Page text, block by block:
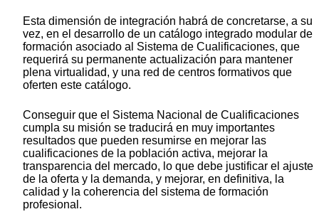
Esta dimensión de integración habrá de concretarse, a su
vez, en el desarrollo de un catálogo integrado modular de
formación asociado al Sistema de Cualificaciones, que
requerirá su permanente actualización para mantener
plena virtualidad, y una red de centros formativos que
oferten este catálogo.
Conseguir que el Sistema Nacional de Cualificaciones
cumpla su misión se traducirá en muy importantes
resultados que pueden resumirse en mejorar las
cualificaciones de la población activa, mejorar la
transparencia del mercado, lo que debe justificar el ajuste
de la oferta y la demanda, y mejorar, en definitiva, la
calidad y la coherencia del sistema de formación
profesional.